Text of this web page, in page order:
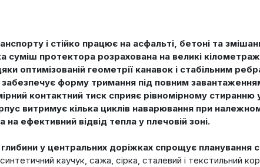
і стійко працює на асфальті, бетоні та
протектора розрахована на великі кілометражі
оптимізованій геометрії канавок і стабільним
форму тримання під повним
контактний тиск сприяє рівномірному стиранню
витримує кілька циклів наварювання при
на ефективний відвід тепла у плечовій зоні.
у центральних доріжках спрощує планування
каучук, сажа, сірка, сталевий і текстильний